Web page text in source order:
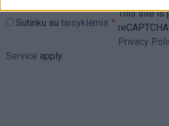
Sutinku su taisyklėmis
This site is
Privacy
Service apply.